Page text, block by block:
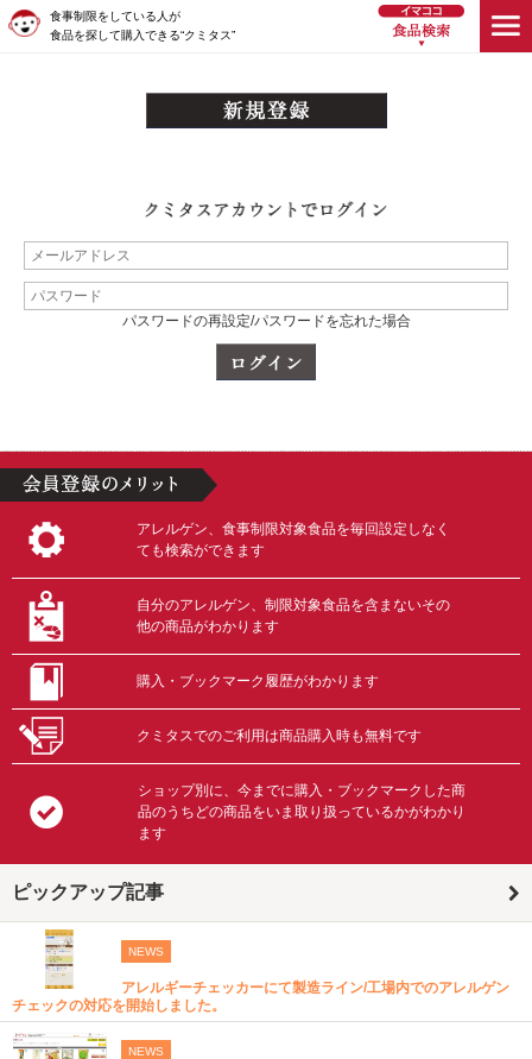
食事制限をしている人が
食品を探して購入できる“クミタス”
パスワードの再設定/パスワードを忘れた場合
アレルゲン、食事制限対象食品を毎回設定しなく
ても検索ができます
自分のアレルゲン、制限対象食品を含まないその
他の商品がわかります
購入・ブックマーク履歴がわかります
クミタスでのご利用は商品購入時も無料です
ショップ別に、今までに購入・ブックマークした商
品のうちどの商品をいま取り扱っているかがわかり
ます
ピックアップ記事
NEWS
アレルギーチェッカーにて製造ライン/工場内でのアレルゲン
チェックの対応を開始しました。
NEWS